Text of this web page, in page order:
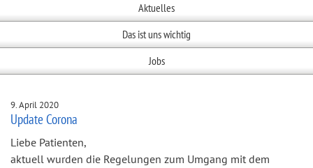
Aktuelles
Das ist uns wichtig
Jobs
9. April 2020
Update Corona
Liebe Patienten,
aktuell wurden die Regelungen zum Umgang mit dem